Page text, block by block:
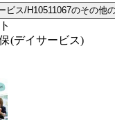
ビス/H10511067のその他
(デイサービス)